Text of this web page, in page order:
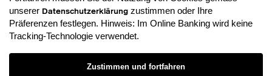
Dokumente und Publikationen MyPension
Datenschutzerklärung
unserer Datenschutzerklärung zustimmen oder Ihre
Präferenzen festlegen. Hinweis: Im Online Banking wird keine
Tracking-Technologie verwendet.
Zustimmen und fortfahren